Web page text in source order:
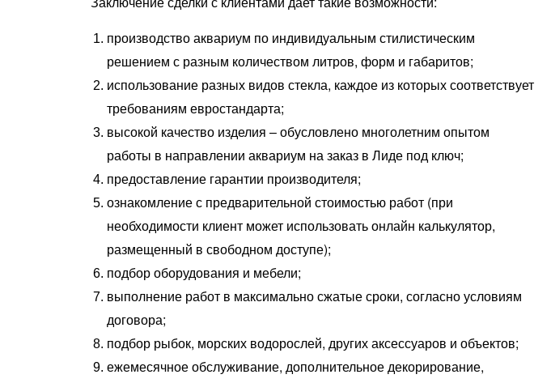
производство аквариум по индивидуальным стилистическим
решением с разным количеством литров, форм и габаритов;
использование разных видов стекла, каждое из которых соответствует
требованиям евростандарта;
высокой качество изделия – обусловлено многолетним опытом
работы в направлении аквариум на заказ в Лиде под ключ;
предоставление гарантии производителя;
ознакомление с предварительной стоимостью работ (при
необходимости клиент может использовать онлайн калькулятор,
размещенный в свободном доступе);
подбор оборудования и мебели;
выполнение работ в максимально сжатые сроки, согласно условиям
договора;
подбор рыбок, морских водорослей, других аксессуаров и объектов;
ежемесячное обслуживание, дополнительное декорирование,